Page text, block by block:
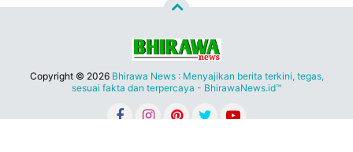
Copyright © 2026 Bhirawa News : Menyajikan berita terkini, tegas,
sesuai fakta dan terpercaya - BhirawaNews.id™